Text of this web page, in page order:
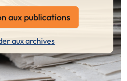
aux publications
aux archives